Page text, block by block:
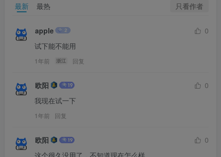
最新 最热 只看作者
apple
0
试下能不能用
1年前 浙江 回复
欧阳
0
我现在试一下
1年前 回复
欧阳
0